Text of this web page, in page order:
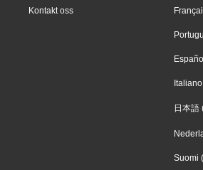
Kontakt oss
日本語
Suomi